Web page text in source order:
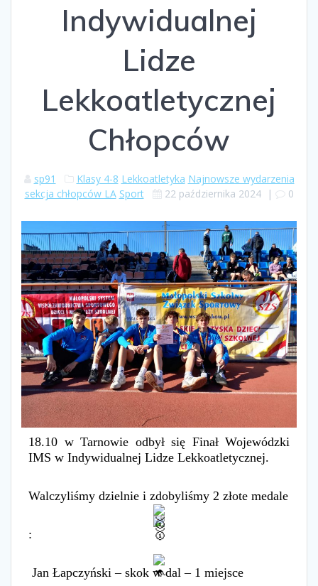
Indywidualnej
Lidze
Lekkoatletycznej
Chłopców
sp91 Klasy 4-8 Lekkoatletyka Najnowsze wydarzenia
sekcja chłopców LA Sport 22 października 2024| 0
18.10 w Tarnowie odbył się Finał Wojewódzki
IMS w Indywidualnej Lidze Lekkoatletycznej.
Walczyliśmy dzielnie i zdobyliśmy 2 złote medale
:
Jan Łapczyński – skok w dal – 1 miejsce